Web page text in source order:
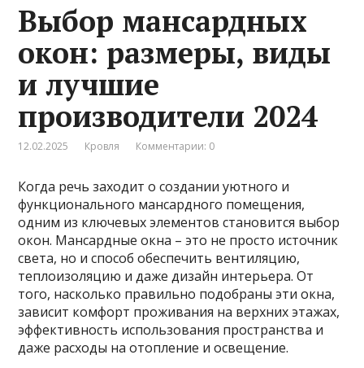
Выбор мансардных
окон: размеры, виды
и лучшие
производители 2024
12.02.2025 Кровля Комментарии: 0
Когда речь заходит о создании уютного и
функционального мансардного помещения,
одним из ключевых элементов становится выбор
окон. Мансардные окна – это не просто источник
света, но и способ обеспечить вентиляцию,
теплоизоляцию и даже дизайн интерьера. От
того, насколько правильно подобраны эти окна,
зависит комфорт проживания на верхних этажах,
эффективность использования пространства и
даже расходы на отопление и освещение.